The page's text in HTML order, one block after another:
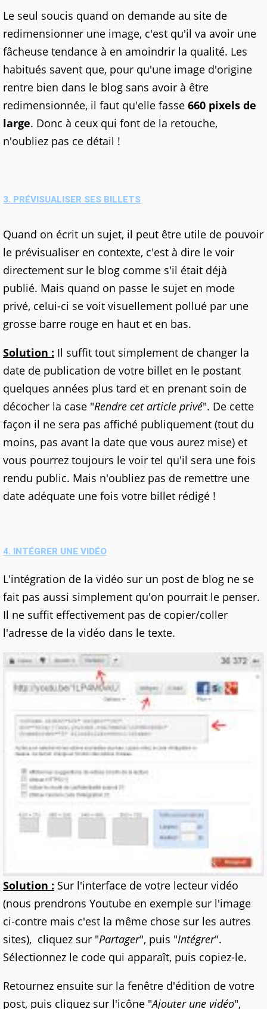
Le seul soucis quand on demande au site de
redimensionner une image, c'est qu'il va avoir une
fâcheuse tendance à en amoindrir la qualité. Les
habitués savent que, pour qu'une image d'origine
rentre bien dans le blog sans avoir à être
redimensionnée, il faut qu'elle fasse 660 pixels de
large. Donc à ceux qui font de la retouche,
n'oubliez pas ce détail !
3. PRÉVISUALISER SES BILLETS
Quand on écrit un sujet, il peut être utile de pouvoir
le prévisualiser en contexte, c'est à dire le voir
directement sur le blog comme s'il était déjà
publié. Mais quand on passe le sujet en mode
privé, celui-ci se voit visuellement pollué par une
grosse barre rouge en haut et en bas.
Solution : Il suffit tout simplement de changer la
date de publication de votre billet en le postant
quelques années plus tard et en prenant soin de
décocher la case "Rendre cet article privé". De cette
façon il ne sera pas affiché publiquement (tout du
moins, pas avant la date que vous aurez mise) et
vous pourrez toujours le voir tel qu'il sera une fois
rendu public. Mais n'oubliez pas de remettre une
date adéquate une fois votre billet rédigé !
4. INTÉGRER UNE VIDÉO
L'intégration de la vidéo sur un post de blog ne se
fait pas aussi simplement qu'on pourrait le penser.
Il ne suffit effectivement pas de copier/coller
l'adresse de la vidéo dans le texte.
Solution : Sur l'interface de votre lecteur vidéo
(nous prendrons Youtube en exemple sur l'image
ci-contre mais c'est la même chose sur les autres
sites), cliquez sur "Partager", puis "Intégrer".
Sélectionnez le code qui apparaît, puis copiez-le.
Retournez ensuite sur la fenêtre d'édition de votre
post, puis cliquez sur l'icône "Ajouter une vidéo",